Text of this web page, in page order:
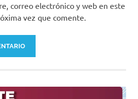
correo electrónico y web en este
vez que comente.